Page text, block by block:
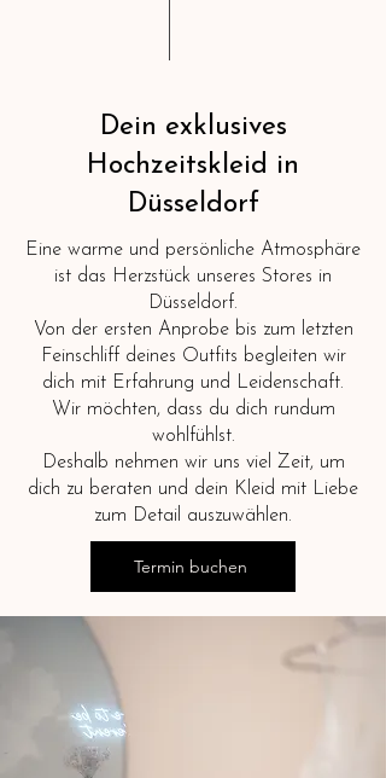
Dein exklusives
Hochzeitskleid in
Düsseldorf
Eine warme und persönliche Atmosphäre
ist das Herzstück unseres Stores in
Düsseldorf.
Von der ersten Anprobe bis zum letzten
Feinschliff deines Outfits begleiten wir
dich mit Erfahrung und Leidenschaft.
Wir möchten, dass du dich rundum
wohlfühlst.
Deshalb nehmen wir uns viel Zeit, um
dich zu beraten und dein Kleid mit Liebe
zum Detail auszuwählen.
Termin buchen